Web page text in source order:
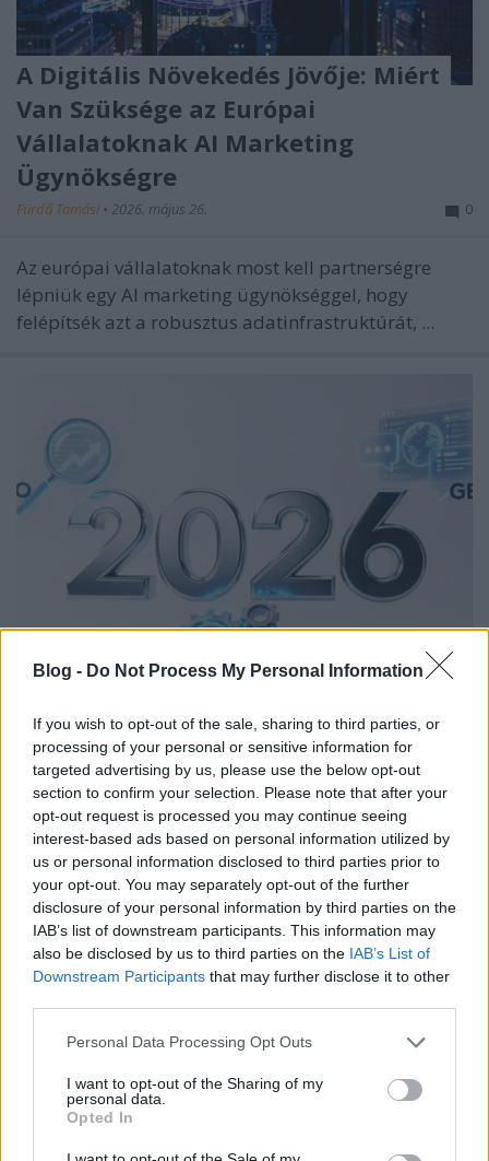
Blog - Do Not Process My Personal Information
If you wish to opt-out of the sale, sharing to third parties, or
processing of your personal or sensitive information for
targeted advertising by us, please use the below opt-out
section to confirm your selection. Please note that after your
opt-out request is processed you may continue seeing
interest-based ads based on personal information utilized by
us or personal information disclosed to third parties prior to
your opt-out. You may separately opt-out of the further
disclosure of your personal information by third parties on the
IAB’s list of downstream participants. This information may
also be disclosed by us to third parties on the IAB’s List of
Downstream Participants that may further disclose it to other
Please note that this website/app uses one or more Google
not limited to your visit or usage behaviour. You may click to
grant or deny consent to Google and its third-party tags to
use your data for below specified purposes in below Google
consent section.
Personal Data Processing Opt Outs
I want to opt-out of the Sharing of my
personal data.
Opted In
A Digitális Növekedés Jövője: Miért
Van Szüksége az Európai
Vállalatoknak AI Marketing
Ügynökségre
Fürdő Tamási • 2026. május 26. 0
Az európai vállalatoknak most kell partnerségre
lépniük egy AI marketing ügynökséggel, hogy
felépítsék azt a robusztus adatinfrastruktúrát, ...
The New Standard for SEO, GEO and
Marketing Automation
2026. május 26.
Brands that fail to implement an AI-driven
automation and data strategy today will find their
Customer Acquisition Costs skyrocketing tomorrow.
They will ...